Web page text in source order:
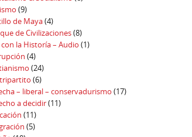
(9)
de Maya(4)
de Civilizaciones(8)
la Historía – Audio (1)
(4)
(24)
(6)
– liberal – conservadurismo (17)
a decidir(11)
(11)
(5)